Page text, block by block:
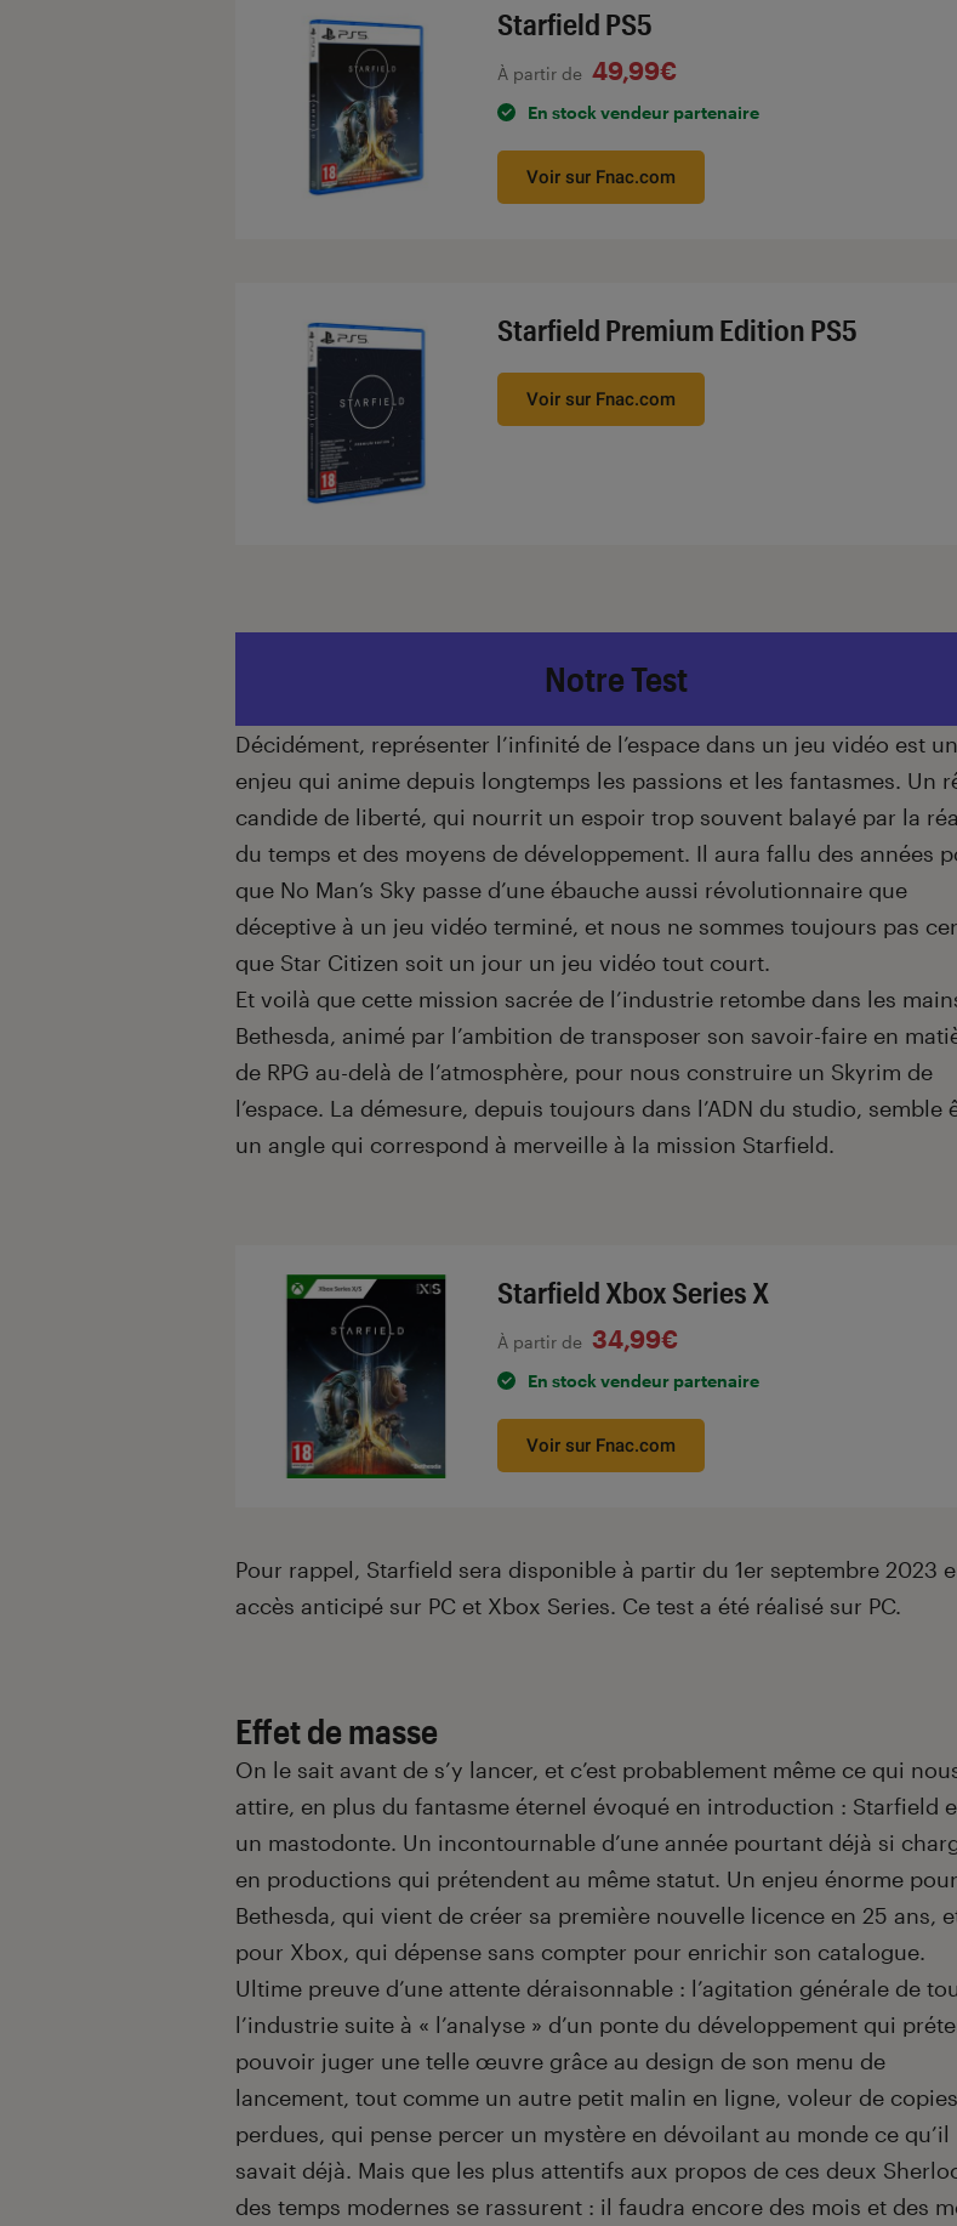
Starfield PS5
À partir de 49,99€
En stock vendeur partenaire
Voir sur Fnac.com
Starfield Premium Edition PS5
Voir sur Fnac.com
Notre Test
Décidément, représenter l’infinité de l’espace dans un jeu vidéo est un
enjeu qui anime depuis longtemps les passions et les fantasmes. Un
candide de liberté, qui nourrit un espoir trop souvent balayé par la
du temps et des moyens de développement. Il aura fallu des années
que No Man’s Sky passe d’une ébauche aussi révolutionnaire que
déceptive à un jeu vidéo terminé, et nous ne sommes toujours pas
que Star Citizen soit un jour un jeu vidéo tout court.
Et voilà que cette mission sacrée de l’industrie retombe dans les
Bethesda, animé par l’ambition de transposer son savoir-faire en
de RPG au-delà de l’atmosphère, pour nous construire un Skyrim de
l’espace. La démesure, depuis toujours dans l’ADN du studio, semble
un angle qui correspond à merveille à la mission Starfield.
Starfield Xbox Series X
À partir de 34,99€
En stock vendeur partenaire
Voir sur Fnac.com
Pour rappel, Starfield sera disponible à partir du 1er septembre 2023
accès anticipé sur PC et Xbox Series. Ce test a été réalisé sur PC.
Effet de masse
On le sait avant de s’y lancer, et c’est probablement même ce qui
attire, en plus du fantasme éternel évoqué en introduction : Starfield
un mastodonte. Un incontournable d’une année pourtant déjà si
en productions qui prétendent au même statut. Un enjeu énorme pour
Bethesda, qui vient de créer sa première nouvelle licence en 25 ans,
pour Xbox, qui dépense sans compter pour enrichir son catalogue.
Ultime preuve d’une attente déraisonnable : l’agitation générale de
l’industrie suite à « l’analyse » d’un ponte du développement qui
pouvoir juger une telle œuvre grâce au design de son menu de
lancement, tout comme un autre petit malin en ligne, voleur de copies
perdues, qui pense percer un mystère en dévoilant au monde ce qu’il
savait déjà. Mais que les plus attentifs aux propos de ces deux
des temps modernes se rassurent : il faudra encore des mois et des